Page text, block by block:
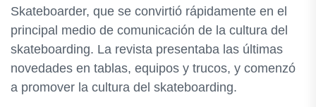
Skateboarder, que se convirtió rápidamente en el
principal medio de comunicación de la cultura del
skateboarding. La revista presentaba las últimas
novedades en tablas, equipos y trucos, y comenzó
a promover la cultura del skateboarding.